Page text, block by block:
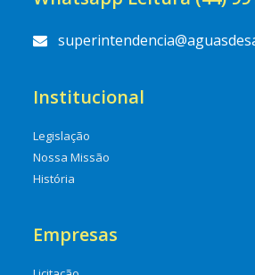
Institucional
Legislação
Nossa Missão
História
Empresas